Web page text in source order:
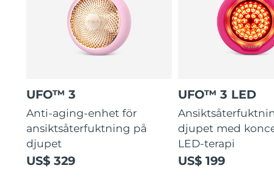
UFO™ 3
Anti-aging-enhet för
ansiktsåterfuktning på
djupet
US$ 329
UFO™ 3 LED
djupet med
LED-terapi
US$ 199